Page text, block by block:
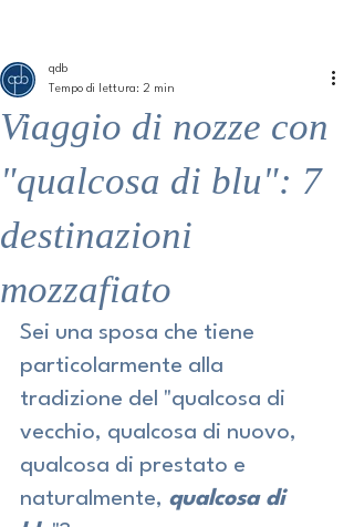
Viaggio di nozze con
"qualcosa di blu": 7
destinazioni
mozzafiato
qdb
Tempo di lettura: 2 min
Sei una sposa che tiene
particolarmente alla
tradizione del "qualcosa di
vecchio, qualcosa di nuovo,
qualcosa di prestato e
naturalmente, qualcosa di